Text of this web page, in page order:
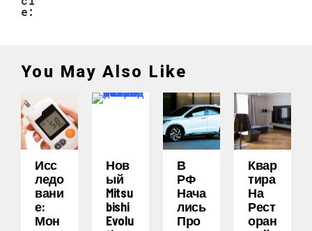
e:
You May Also Like
Исс
Ледо
Вани
Е:
Мон
Нов
Ый
Mitsu
Bishi
Evolu
В
РФ
Нача
Лись
Про
Квар
Тира
На
Рест
Оран